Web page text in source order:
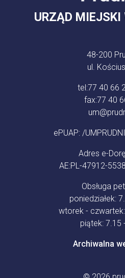
URZĄD MIEJSKI
48-200
ul.
tel:77 40 66
fax:77 40
ePUAP: /
Adres e-
AE:PL-47912-
Obsługa
poniedziałek:
wtorek -
piątek: 7.15
Archiwalna